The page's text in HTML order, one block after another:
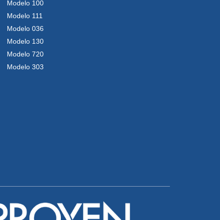
Modelo 100
Modelo 111
Modelo 036
Modelo 130
Modelo 720
Modelo 303